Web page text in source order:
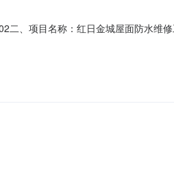
、项目名称：红日金城屋面防水维
质量标准：合格项目负责人：刘流五